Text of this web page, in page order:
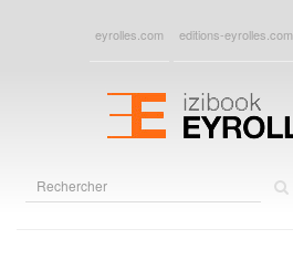
eyrolles.com editions-eyrolles.com